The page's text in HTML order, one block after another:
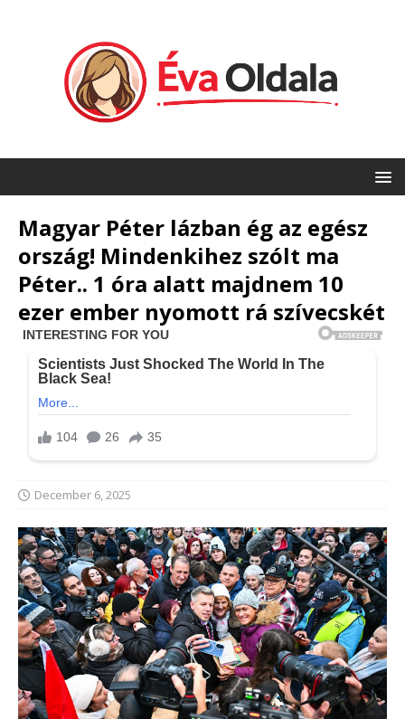
Magyar Péter lázban ég az egész
ország! Mindenkihez szólt ma
Péter.. 1 óra alatt majdnem 10
ezer ember nyomott rá szívecskét
December 6, 2025